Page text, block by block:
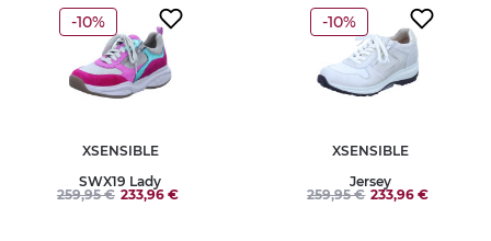
-10%
XSENSIBLE
SWX19 Lady
259,95 € 233,96 €
-10%
XSENSIBLE
Jersey
259,95 € 233,96 €